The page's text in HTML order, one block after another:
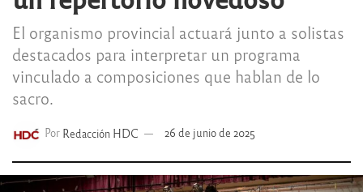
El organismo provincial actuará junto a solistas
destacados para interpretar un programa
vinculado a composiciones que hablan de lo
sacro.
Por Redacción HDC 26 de junio de 2025